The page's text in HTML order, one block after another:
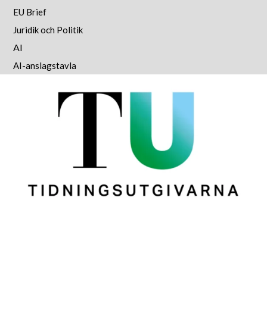
EU Brief
Juridik och Politik
AI
AI-anslagstavla